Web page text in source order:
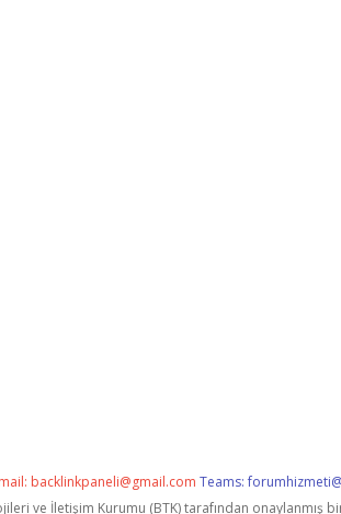
backlinkpaneli@gmail.com Teams:
ve İletişim Kurumu (BTK) tarafından